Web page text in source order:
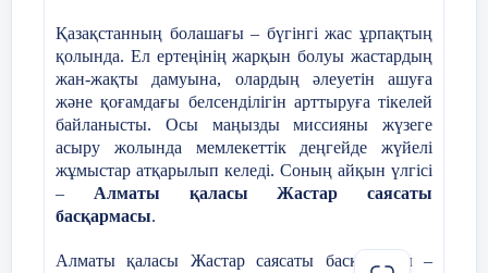
Қазақстанның болашағы – бүгінгі жас ұрпақтың
қолында. Ел ертеңінің жарқын болуы жастардың
жан-жақты дамуына, олардың әлеуетін ашуға
және қоғамдағы белсенділігін арттыруға тікелей
байланысты. Осы маңызды миссияны жүзеге
асыру жолында мемлекеттік деңгейде жүйелі
жұмыстар атқарылып келеді. Соның айқын үлгісі
–
Алматы қаласы Жастар саясаты
басқармасы.
Алматы қаласы Жастар саясаты басқармасы –